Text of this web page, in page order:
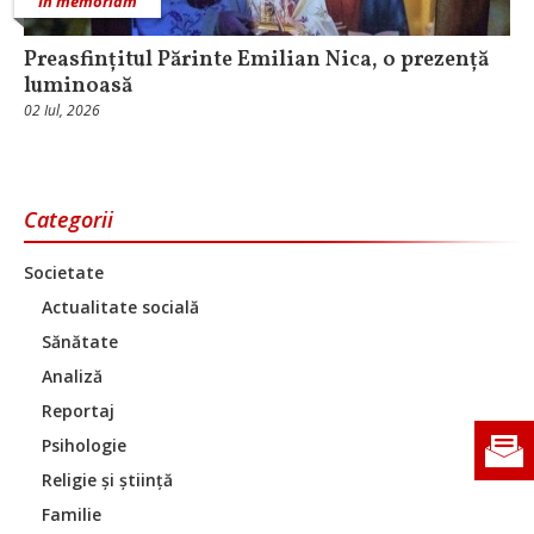
Categorii
Societate
Actualitate socială
Sănătate
Analiză
Reportaj
Psihologie
Religie și știință
Familie
Preasfințitul Părinte Emilian Nica, o prezență
luminoasă
02 Iul, 2026